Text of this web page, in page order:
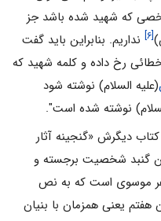
شخصى که شهید شده باشد جز
[۶]
نداریم. بنابراین باید گفت
رخ داده و کلمه شهید که
(علیه السلام) نوشته شود
نوشته شده است".
دیگرش «گنجینه آثار
گنبد شخصیت برجسته و
موسوى است که به نص
یعنى همزمان با بنیان